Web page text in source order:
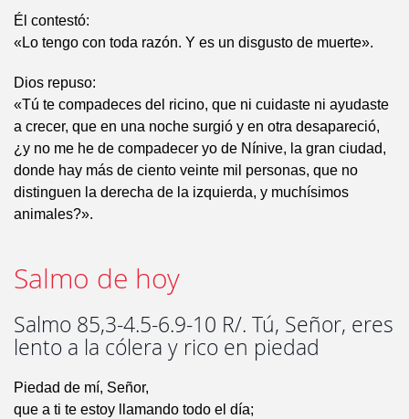
Él contestó:
«Lo tengo con toda razón. Y es un disgusto de muerte».
Dios repuso:
«Tú te compadeces del ricino, que ni cuidaste ni ayudaste
a crecer, que en una noche surgió y en otra desapareció,
¿y no me he de compadecer yo de Nínive, la gran ciudad,
donde hay más de ciento veinte mil personas, que no
distinguen la derecha de la izquierda, y muchísimos
animales?».
Salmo de hoy
Salmo 85,3-4.5-6.9-10 R/. Tú, Señor, eres
lento a la cólera y rico en piedad
Piedad de mí, Señor,
que a ti te estoy llamando todo el día;